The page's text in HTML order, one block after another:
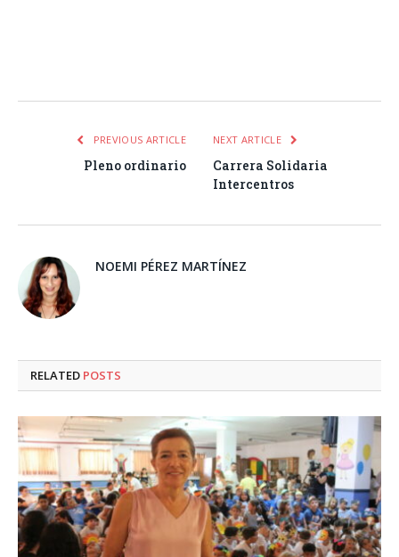
PREVIOUS ARTICLE
Pleno ordinario
NEXT ARTICLE
Carrera Solidaria
Intercentros
NOEMI PÉREZ MARTÍNEZ
RELATED POSTS